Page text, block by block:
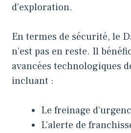
d’exploration.
En termes de sécurité, le
n’est pas en reste. Il
avancées technologiques
incluant :
Le freinage
L’alerte de